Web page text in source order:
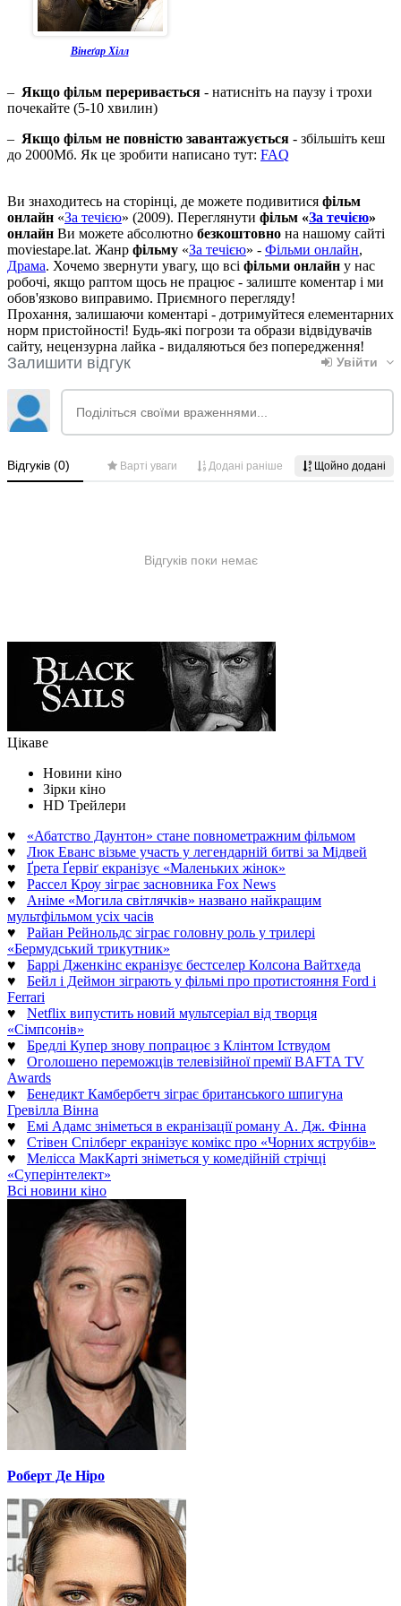
Вінеґар Хілл
– Якщо фільм переривається - натисніть на паузу і трохи
почекайте (5-10 хвилин)
– Якщо фільм не повністю завантажується - збільшіть кеш
до 2000Мб. Як це зробити написано тут: FAQ
Ви знаходитесь на сторінці, де можете подивитися фільм
онлайн «За течією» (2009). Переглянути фільм «За течією»
онлайн Ви можете абсолютно безкоштовно на нашому сайті
moviestape.lat. Жанр фільму «За течією» - Фільми онлайн,
Драма. Хочемо звернути увагу, що всі фільми онлайн у нас
робочі, якщо раптом щось не працює - залиште коментар і ми
обов'язково виправимо. Приємного перегляду!
Прохання, залишаючи коментарі - дотримуйтеся елементарних
норм пристойності! Будь-які погрози та образи відвідувачів
сайту, нецензурна лайка - видаляються без попередження!
Цікаве
Новини кіно
Зірки кіно
HD Трейлери
♥ «Абатство Даунтон» стане повнометражним фільмом
♥ Люк Еванс візьме участь у легендарній битві за Мідвей
♥ Ґрета Ґервіґ екранізує «Маленьких жінок»
♥ Рассел Кроу зіграє засновника Fox News
♥ Аніме «Могила світлячків» названо найкращим
мультфільмом усіх часів
♥ Райан Рейнольдс зіграє головну роль у трилері
«Бермудський трикутник»
♥ Баррі Дженкінс екранізує бестселер Колсона Вайтхеда
♥ Бейл і Деймон зіграють у фільмі про протистояння Ford і
Ferrari
♥ Netflix випустить новий мультсеріал від творця
«Сімпсонів»
♥ Бредлі Купер знову попрацює з Клінтом Іствудом
♥ Оголошено переможців телевізійної премії BAFTA TV
Awards
♥ Бенедикт Камбербетч зіграє британського шпигуна
Гревілла Вінна
♥ Емі Адамс зніметься в екранізації роману А. Дж. Фінна
♥ Стівен Спілберг екранізує комікс про «Чорних яструбів»
♥ Мелісса МакКарті зніметься у комедійній стрічці
«Суперінтелект»
Всі новини кіно
Роберт Де Ніро